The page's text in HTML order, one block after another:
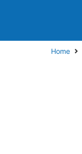
Home